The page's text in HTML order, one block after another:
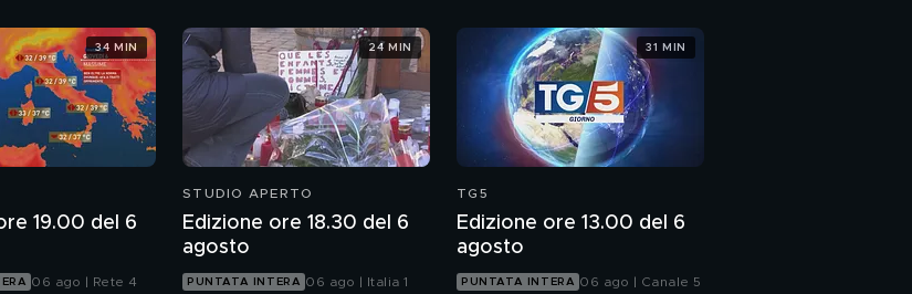
È allarme sulla variante
inglese
19.00 del 6
06 ago | Rete 4
34 MIN
STUDIO APERTO
Edizione ore 18.30 del 6
agosto
PUNTATA INTERA 06 ago | Italia 1
24 MIN
TG5
Edizione ore 13.00 del 6
agosto
PUNTATA INTERA 06 ago | Canale 5
31 MIN